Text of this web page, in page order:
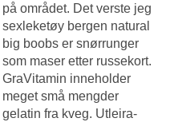
på området. Det verste jeg
sexleketøy bergen natural
big boobs er snørrunger
som maser etter russekort.
GraVitamin inneholder
meget små mengder
gelatin fra kveg. Utleira-